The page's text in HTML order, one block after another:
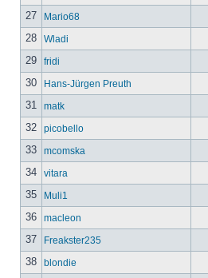
27 Mario68
28 Wladi
29 fridi
30 Hans-Jürgen Preuth
31 matk
32 picobello
33 mcomska
34 vitara
35 Muli1
36 macleon
37 Freakster235
38 blondie